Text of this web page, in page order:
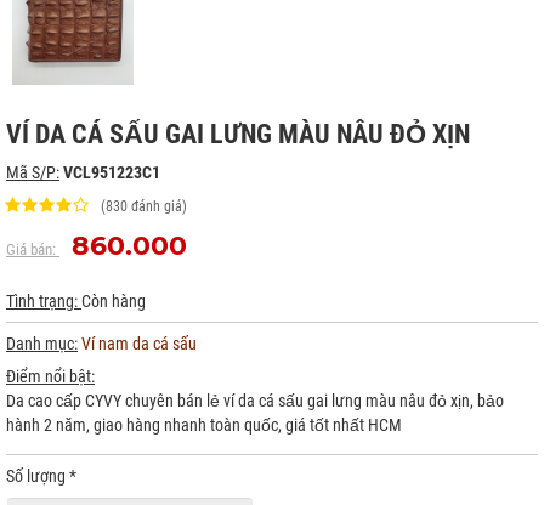
VÍ DA CÁ SẤU GAI LƯNG MÀU NÂU ĐỎ XỊN
Mã S/P:VCL951223C1
(830 đánh giá)
Giá bán: 860.000
Tình trạng:Còn hàng
Danh mục:Ví nam da cá sấu
Điểm nổi bật:
Da cao cấp CYVY chuyên bán lẻ ví da cá sấu gai lưng màu nâu đỏ xịn, bảo
hành 2 năm, giao hàng nhanh toàn quốc, giá tốt nhất HCM
Số lượng *